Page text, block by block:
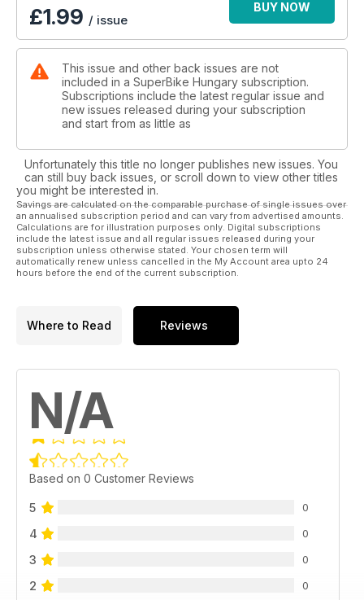
ALPINESTARS LÉGZSÁK
Nézzük meg, vajon tényleg kell nekünk, vagy csak vakítás?
ELSŐ KÉZBŐL
DUCATI SCRAMBLER 1100
Igazán sikeres a Ducati retró vonala, és ennek a legjobb
képviselője a nagy Scrambler
GUMITESZT
PIRELLI DIABLO ROSSO CORSA II
Rég volt, amikor bemutatkozott, de az új sütés igazán jó lett!
ELSŐ KÉZBŐL
HUSQVARNA-BEMUTATÓ
A dél-afrikai srácok már tesztelték az új Huskykat
ELSŐ KÉZBŐL
MAGAZIN
Kiválasztottunk pár dolgot, amiben igazán érdemes lenne a
Belógtunk a MotoGP-paddockjában álldogáló Alpinestars-
£1.99 / issue
BUY NOW
This issue and other back issues are not
included in a SuperBike Hungary subscription.
Subscriptions include the latest regular issue and
new issues released during your subscription
and start from as little as
Unfortunately this title no longer publishes new issues. You
can still buy back issues, or scroll down to view other titles
you might be interested in.
Savings are calculated on the comparable purchase of single issues over
an annualised subscription period and can vary from advertised amounts.
Calculations are for illustration purposes only. Digital subscriptions
include the latest issue and all regular issues released during your
subscription unless otherwise stated. Your chosen term will
automatically renew unless cancelled in the My Account area upto 24
hours before the end of the current subscription.
Where to Read Reviews
N/A
Based on 0 Customer Reviews
5 0
4 0
3 0
2 0